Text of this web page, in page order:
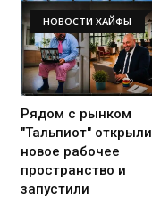
НОВОСТИ ХАЙФЫ
Рядом с рынком
"Тальпиот" открыли
новое рабочее
пространство и
запустили